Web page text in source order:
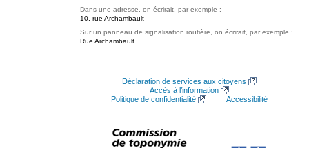
Dans une adresse, on écrirait, par exemple :
10, rue Archambault
Sur un panneau de signalisation routière, on écrirait, par exemple :
Rue Archambault
Déclaration de services aux citoyens
Accès à l’information
Politique de confidentialité
Accessibilité